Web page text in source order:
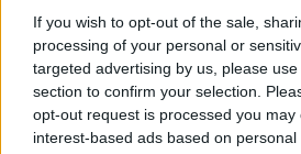
If you wish to opt-out of the sale,
processing of your personal or
targeted advertising by us, please
section to confirm your selection.
opt-out request is processed you may
interest-based ads based on
Nokia Lumia 710 Social
Nokia Lumia 710 - Marketplace